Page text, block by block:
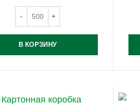
В КОРЗИНУ